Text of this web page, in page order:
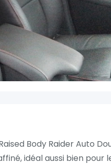
Body Raider Auto
idéal aussi bien pour